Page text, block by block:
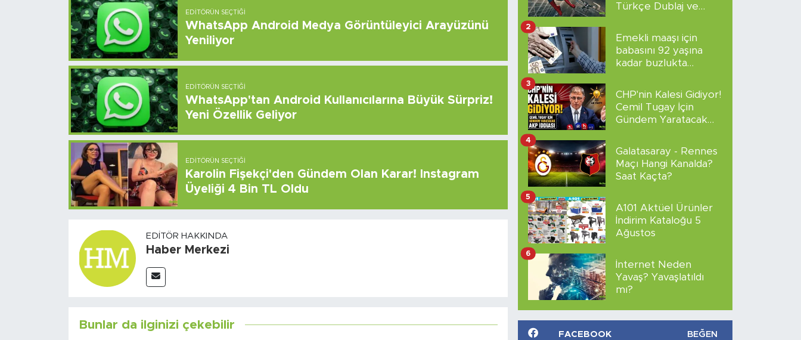
EDITÖRÜN SEÇTIĞI
WhatsApp Android Medya Görüntüleyici Arayüzünü
Yeniliyor
EDITÖRÜN SEÇTIĞI
WhatsApp'tan Android Kullanıcılarına Büyük Sürpriz!
Yeni Özellik Geliyor
EDITÖRÜN SEÇTIĞI
Karolin Fişekçi'den Gündem Olan Karar! Instagram
Üyeliği 4 Bin TL Oldu
EDITÖR HAKKINDA
Haber Merkezi
Bunlar da ilginizi çekebilir
Türkçe Dublaj ve
Emekli maaşı için
babasını 92 yaşına
kadar buzlukta
2
CHP'nin Kalesi Gidiyor!
Cemil Tugay İçin
Gündem Yaratacak
3
Galatasaray - Rennes
Maçı Hangi Kanalda?
Saat Kaçta?
4
A101 Aktüel Ürünler
İndirim Kataloğu 5
Ağustos
5
İnternet Neden
Yavaş? Yavaşlatıldı
mı?
6
FACEBOOK BEĞEN